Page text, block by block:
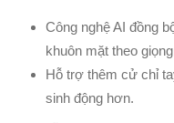
Công nghệ AI đồng
khuôn mặt theo
Hỗ trợ thêm cử chỉ
sinh động hơn.